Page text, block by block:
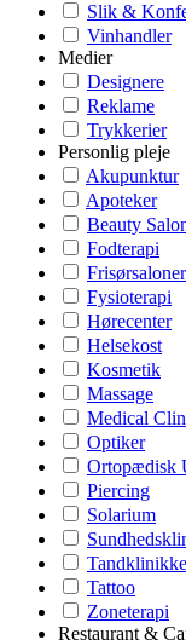
Slik &
Vinhandler
Medier
Designere
Reklame
Trykkerier
Personlig pleje
Akupunktur
Apoteker
Beauty
Fodterapi
Frisørsaloner
Fysioterapi
Hørecenter
Helsekost
Kosmetik
Massage
Medical
Optiker
Ortopædisk
Piercing
Solarium
Tattoo
Zoneterapi
Restaurant &